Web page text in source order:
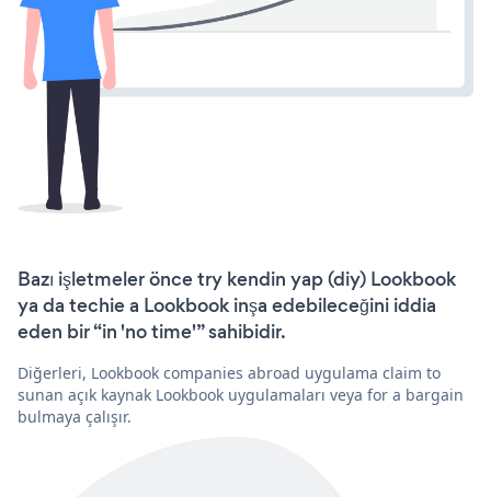
Bazı işletmeler önce try kendin yap (diy) Lookbook
ya da techie a Lookbook inşa edebileceğini iddia
eden bir “in 'no time'” sahibidir.
Diğerleri, Lookbook companies abroad uygulama claim to
sunan açık kaynak Lookbook uygulamaları veya for a bargain
bulmaya çalışır.